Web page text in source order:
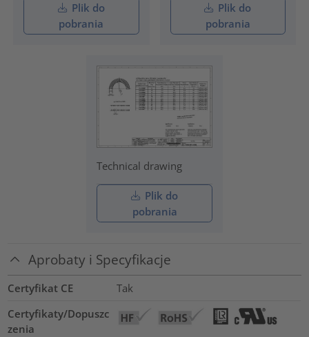
Plik do
pobrania
Plik do
pobrania
Technical drawing
Plik do
pobrania
Aprobaty i Specyfikacje
Certyfikat CE
Tak
Certyfikaty/Dopuszc
zenia